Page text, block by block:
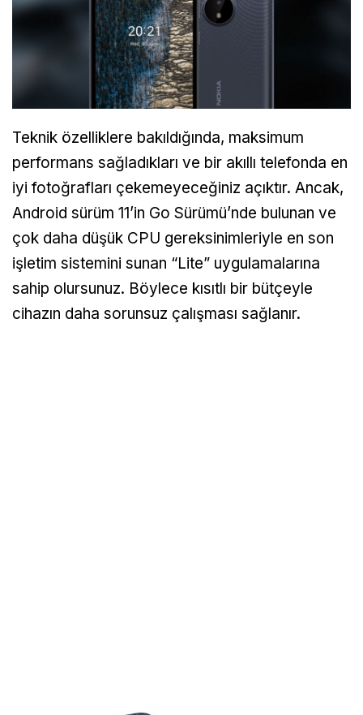
Teknik özelliklere bakıldığında, maksimum
performans sağladıkları ve bir akıllı telefonda en
iyi fotoğrafları çekemeyeceğiniz açıktır. Ancak,
Android sürüm 11’in Go Sürümü’nde bulunan ve
çok daha düşük CPU gereksinimleriyle en son
işletim sistemini sunan “Lite” uygulamalarına
sahip olursunuz. Böylece kısıtlı bir bütçeyle
cihazın daha sorunsuz çalışması sağlanır.